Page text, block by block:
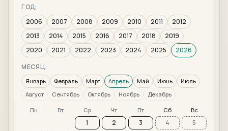
ГОД:
2006
2007 2008 2009 2010 2011
2012
2013
2014 2015 2016 2017 2018
2019
2020
2021 2022 2023 2024 2025
2026
МЕСЯЦ:
Январь Февраль Март Апрель Май Июнь
Июль
Август
Сентябрь Октябрь Ноябрь Декабрь
Пн Вт Ср Чт Пт Сб Вс
1 2 3 4
5